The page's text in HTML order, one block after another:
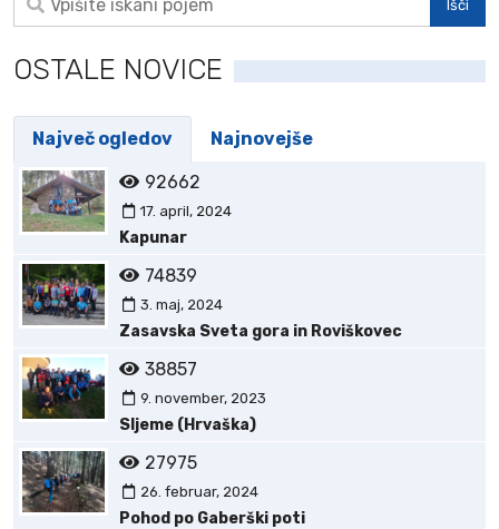
OSTALE NOVICE
Največ ogledov Najnovejše
92662
17. april, 2024
Kapunar
74839
3. maj, 2024
Zasavska Sveta gora in Roviškovec
38857
9. november, 2023
Sljeme (Hrvaška)
27975
26. februar, 2024
Pohod po Gaberški poti